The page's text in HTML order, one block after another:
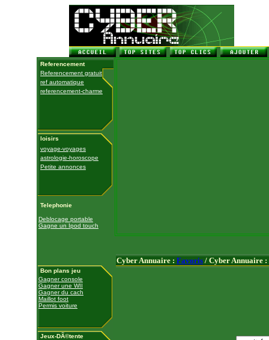
Referencement
Referencement gratuit
ref automatique
referencement-charme
loisirs
voyage-voyages
astrologie-horoscope
Petite annonces
Telephonie
Deblocage portable
Gagne un Ipod touch
Bon plans jeu
Gagner console
Gagner une WII
Gagner du cach
Maillot foot
Permis voiture
Jeux-DÃ©tente
Cyber Annuaire : Favoris / Cyber Annuaire :